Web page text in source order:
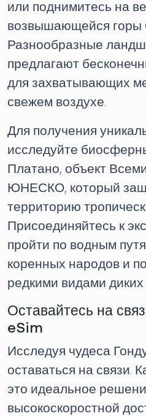
или поднимитесь на
возвышающейся горы
Разнообразные
предлагают
для захватывающих
свежем воздухе.
Для получения
исследуйте
Платано, объект
ЮНЕСКО, который
территорию
Присоединяйтесь к
пройти по водным
коренных народов и
редкими видами
Оставайтесь на
eSim
Исследуя чудеса
оставаться на связи.
это идеальное
высокоскоростной